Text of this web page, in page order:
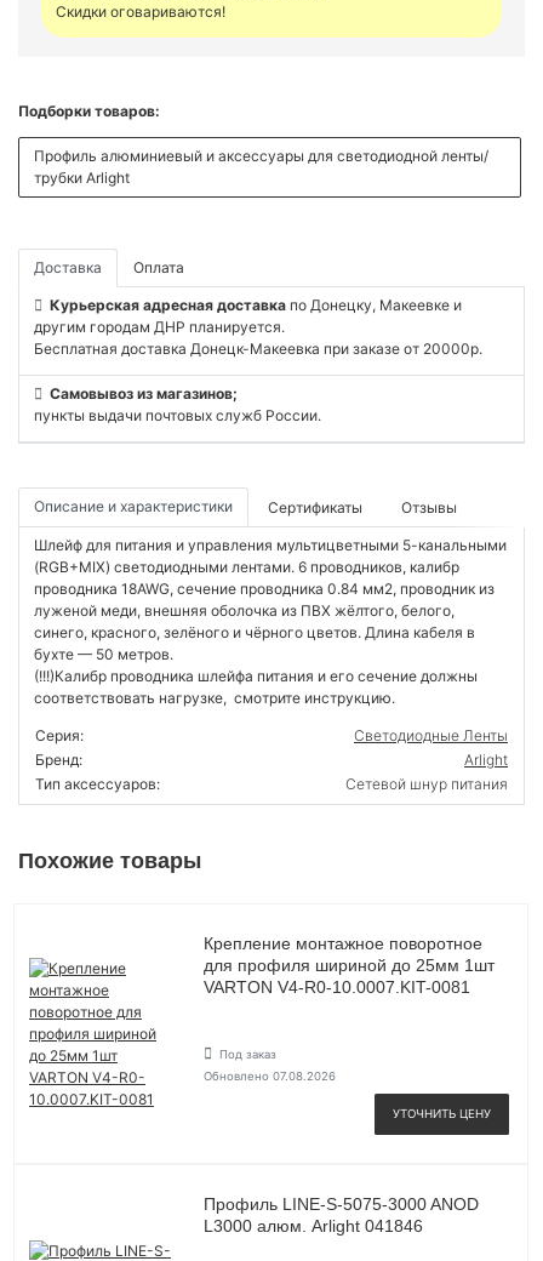
Скидки оговариваются!
Подборки товаров:
Профиль алюминиевый и аксессуары для светодиодной ленты/
трубки Arlight
Доставка Оплата
Курьерская адресная доставка по Донецку, Макеевке и
другим городам ДНР планируется.
Бесплатная доставка Донецк-Макеевка при заказе от 20000р.
Самовывоз из магазинов;
пункты выдачи почтовых служб России.
Описание и характеристики Сертификаты Отзывы
Шлейф для питания и управления мультицветными 5-канальными
(RGB+MIX) светодиодными лентами. 6 проводников, калибр
проводника 18AWG, сечение проводника 0.84 мм2, проводник из
луженой меди, внешняя оболочка из ПВХ жёлтого, белого,
синего, красного, зелёного и чёрного цветов. Длина кабеля в
бухте — 50 метров.
(!!!)Калибр проводника шлейфа питания и его сечение должны
соответствовать нагрузке, смотрите инструкцию.
Серия:
Светодиодные Ленты
Бренд:
Arlight
Тип аксессуаров:
Сетевой шнур питания
Похожие товары
Крепление монтажное поворотное
для профиля шириной до 25мм 1шт
VARTON V4-R0-10.0007.KIT-0081
Под заказ
Обновлено 07.08.2026
УТОЧНИТЬ ЦЕНУ
Профиль LINE-S-5075-3000 ANOD
L3000 алюм. Arlight 041846